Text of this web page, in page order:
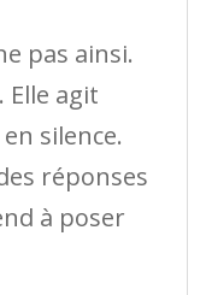
pas ainsi.
Elle agit
silence.
réponses
à poser